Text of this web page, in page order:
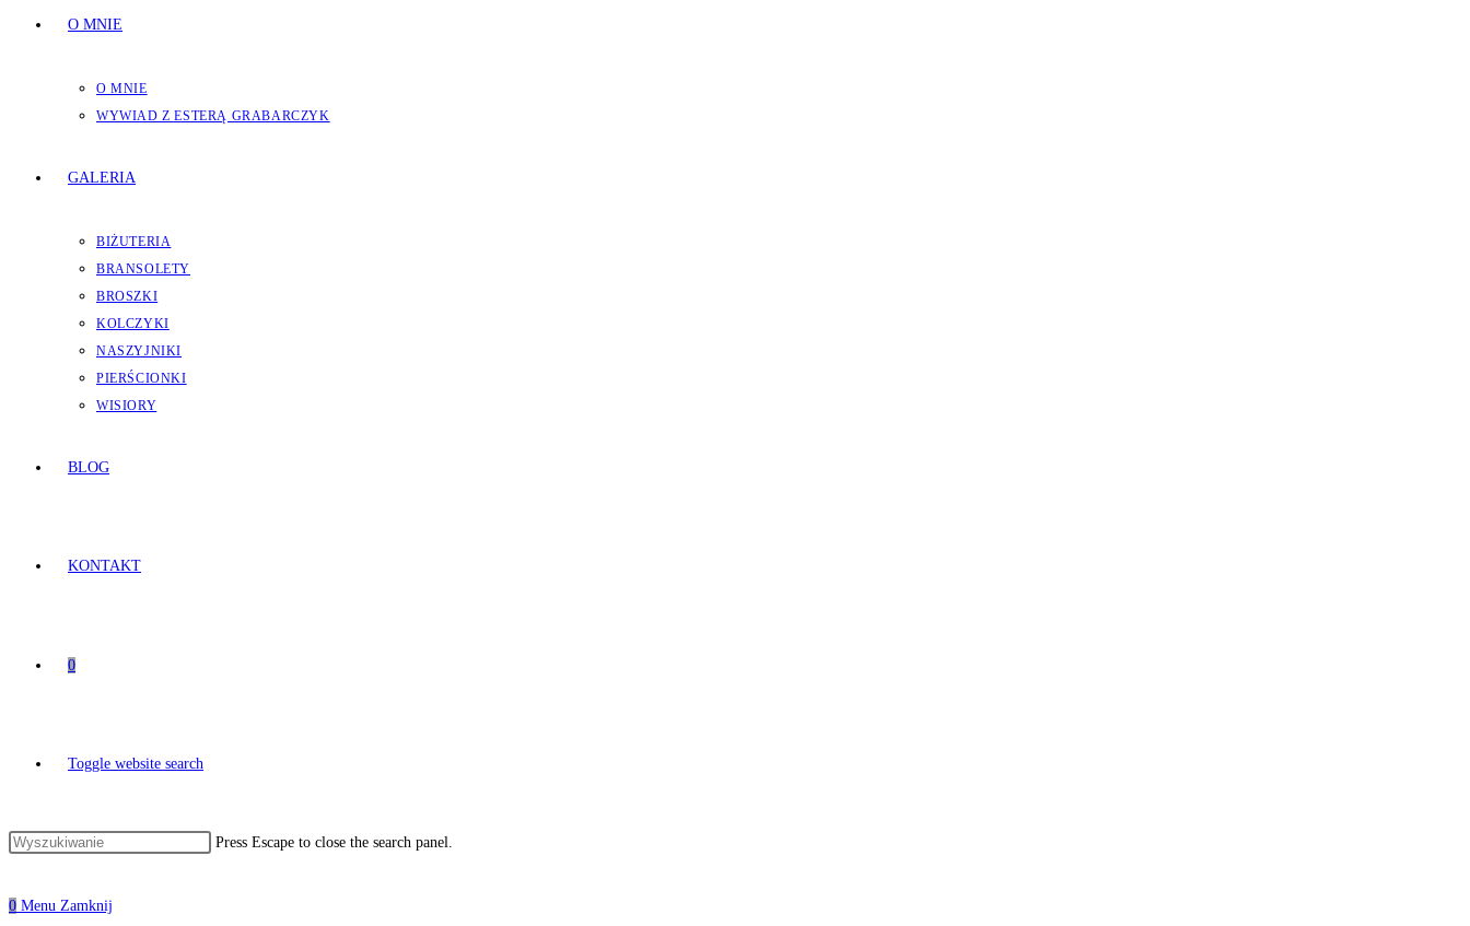
O MNIE
O MNIE
WYWIAD Z ESTERĄ GRABARCZYK
GALERIA
BIŻUTERIA
BRANSOLETY
BROSZKI
KOLCZYKI
NASZYJNIKI
PIERŚCIONKI
WISIORY
BLOG
KONTAKT
0
Toggle website search
Press Escape to close the search panel.
0 Menu Zamknij